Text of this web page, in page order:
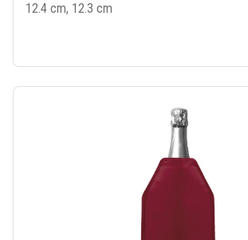
12.4 cm, 12.3 cm